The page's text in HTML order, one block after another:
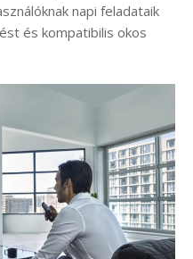
napi feladataik
és kompatibilis okos